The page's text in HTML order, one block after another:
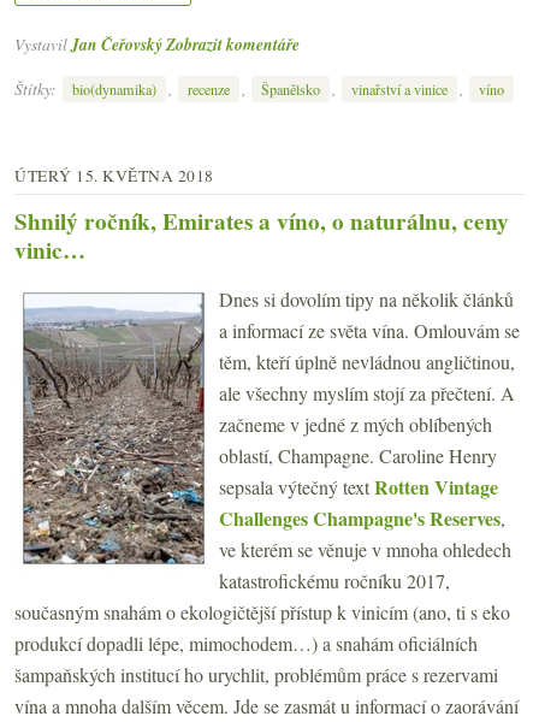
VystavilJan ČeřovskýZobrazit komentáře
Štítky:
bio(dynamika) recenze Španělsko vinařství a vinice víno
ÚTERÝ 15. KVĚTNA 2018
Shnilý ročník, Emirates a víno, o naturálnu, ceny
vinic…
Dnes si dovolím tipy na několik článků
a informací ze světa vína. Omlouvám se
těm, kteří úplně nevládnou angličtinou,
ale všechny myslím stojí za přečtení. A
začneme v jedné z mých oblíbených
oblastí, Champagne. Caroline Henry
sepsala výtečný textRotten Vintage
Challenges Champagne's Reserves,
ve kterém se věnuje v mnoha ohledech
katastrofickému ročníku 2017,
současným snahám o ekologičtější přístup k vinicím (ano, ti s eko
produkcí dopadli lépe, mimochodem…) a snahám oficiálních
šampaňských institucí ho urychlit, problémům práce s rezervami
vína a mnoha dalším věcem. Jde se zasmát u informací o zaorávání